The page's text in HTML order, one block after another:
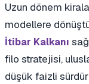
Uzun dönem
modellere
İtibar Kalkanı
filo stratejisi,
düşük faizli